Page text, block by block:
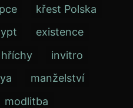
křest Polska
existence
hříchy
invitro
manželství
modlitba